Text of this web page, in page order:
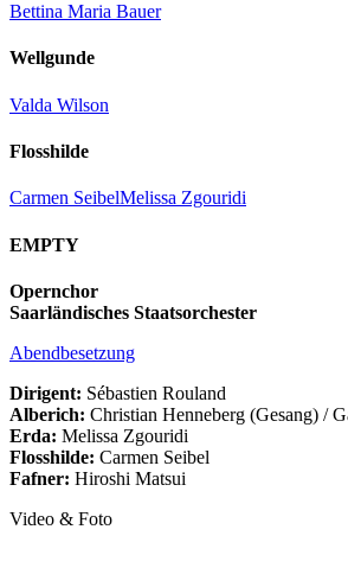
Bettina Maria Bauer
Wellgunde
Valda Wilson
Flosshilde
Carmen SeibelMelissa Zgouridi
EMPTY
Opernchor
Saarländisches Staatsorchester
Abendbesetzung
Dirigent: Sébastien Rouland
Alberich: Christian Henneberg (Gesang) /
Erda: Melissa Zgouridi
Flosshilde: Carmen Seibel
Fafner: Hiroshi Matsui
Video & Foto